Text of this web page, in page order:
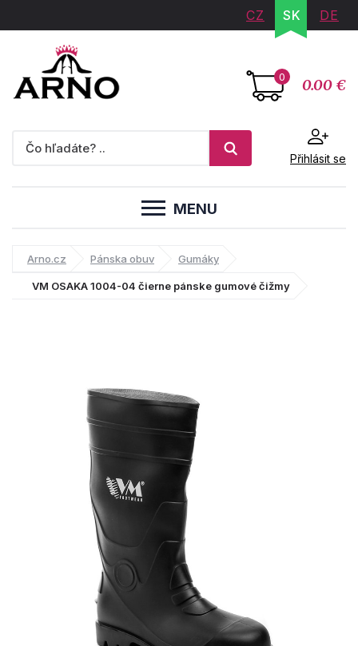
CZ SK DE
0 0.00 €
Přihlásit se
MENU
Arno.cz Pánska obuv Gumáky
VM OSAKA 1004-04 čierne pánske gumové čižmy